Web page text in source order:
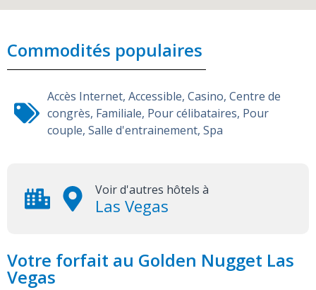
Commodités populaires
Accès Internet, Accessible, Casino, Centre de
congrès, Familiale, Pour célibataires, Pour
couple, Salle d'entrainement, Spa
Voir d'autres hôtels à
Las Vegas
Votre forfait au Golden Nugget Las
Vegas